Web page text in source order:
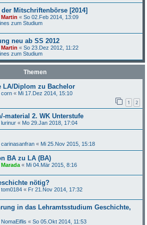
Mitschriftenbörse [2014]
Martin «So 02.Feb 2014, 13:09
zum Studium
neu ab SS 2012
Martin «So 23.Dez 2012, 11:22
zum Studium
Themen
LA/Diplom zu Bachelor
corn « Mi 17.Dez 2014, 15:10
1 2
material 2. WK Unterstufe
lurinur « Mo 29.Jan 2018, 17:04
carinasanfran « Mi 25.Nov 2015, 15:18
BA zu LA (BA)
Marada « Mi 04.Mär 2015, 8:16
nötig?
tom0184 « Fr 21.Nov 2014, 17:32
in das Lehramtsstudium Geschichte,
NomaEiflis «So 05.Okt 2014, 11:53